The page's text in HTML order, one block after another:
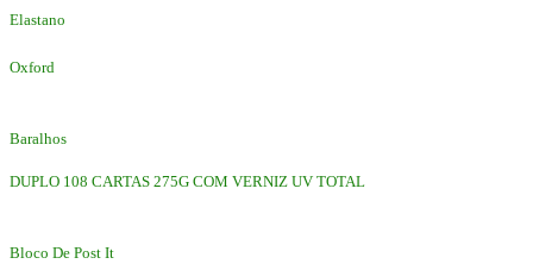
Elastano
Oxford
Baralhos
DUPLO 108 CARTAS 275G COM VERNIZ UV TOTAL
Bloco De Post It